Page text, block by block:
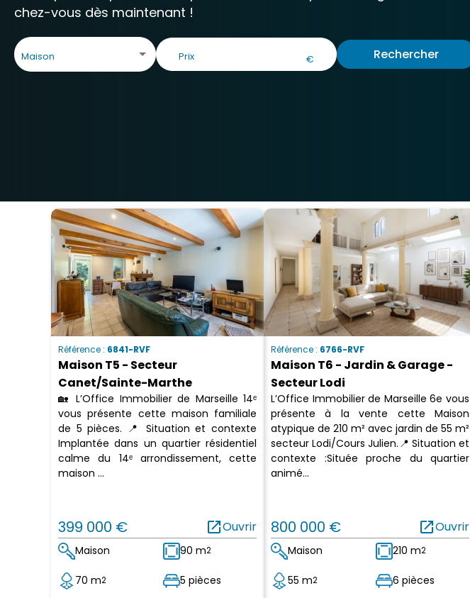
chez-vous dès maintenant !
Maison € Rechercher
Référence : 6841-RVF
Maison T5 - Secteur
Canet/Sainte-Marthe
🏡 L’Office Immobilier de Marseille 14ᵉ
vous présente cette maison familiale
de 5 pièces. 📍 Situation et contexte
Implantée dans un quartier résidentiel
calme du 14ᵉ arrondissement, cette
maison ...
399 000 € open_in_newOuvrir
Maison 90 m2
70 m2 5 pièces
Référence : 6766-RVF
Maison T6 - Jardin & Garage -
Secteur Lodi
L’Office Immobilier de Marseille 6e vous
présente à la vente cette Maison
atypique de 210 m² avec jardin de 55 m²
secteur Lodi/Cours Julien.📍 Situation et
contexte :Située proche du quartier
animé...
800 000 € open_in_newOuvrir
Maison 210 m2
55 m2 6 pièces